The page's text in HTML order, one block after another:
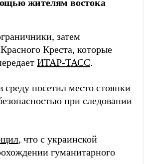
затем
Креста, которые
ИТАР-ТАСС.
посетил место стоянки
при следовании
, что с украинской
гуманитарного